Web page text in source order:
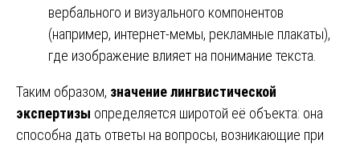
вербального и визуального компонентов
(например, интернет-мемы, рекламные плакаты),
где изображение влияет на понимание текста.
Таким образом, значение лингвистической
экспертизы определяется широтой её объекта: она
способна дать ответы на вопросы, возникающие при